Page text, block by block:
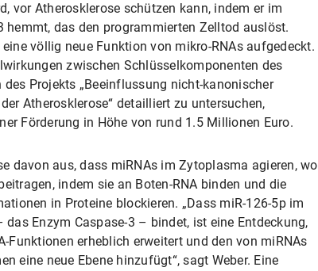
vor Atherosklerose schützen kann, indem er im
hemmt, das den programmierten Zelltod auslöst.
völlig neue Funktion von mikro-RNAs aufgedeckt.
zwischen Schlüsselkomponenten des
Projekts „Beeinflussung nicht-kanonischer
Atherosklerose“ detailliert zu untersuchen,
Förderung in Höhe von rund 1.5 Millionen Euro.
davon aus, dass miRNAs im Zytoplasma agieren, wo
indem sie an Boten-RNA binden und die
in Proteine blockieren. „Dass miR-126-5p im
Enzym Caspase-3 – bindet, ist eine Entdeckung,
Funktionen erheblich erweitert und den von miRNAs
eine neue Ebene hinzufügt“, sagt Weber. Eine